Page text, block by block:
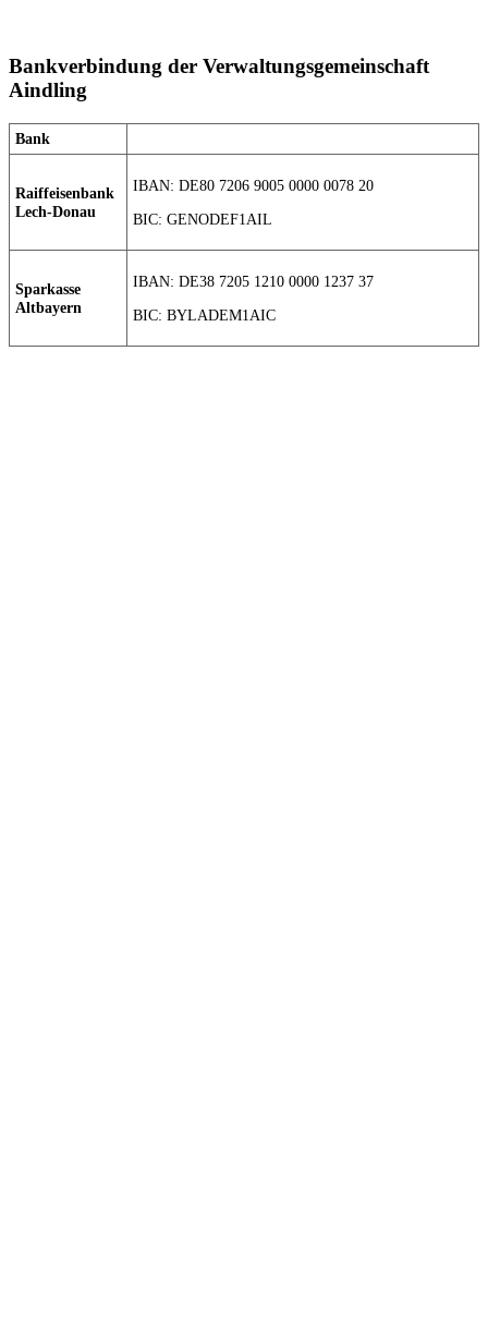
Bankverbindung der Verwaltungsgemeinschaft
Aindling
Bank
Raiffeisenbank
Lech-Donau
IBAN: DE80 7206 9005 0000 0078 20
BIC: GENODEF1AIL
Sparkasse
Altbayern
IBAN: DE38 7205 1210 0000 1237 37
BIC: BYLADEM1AIC